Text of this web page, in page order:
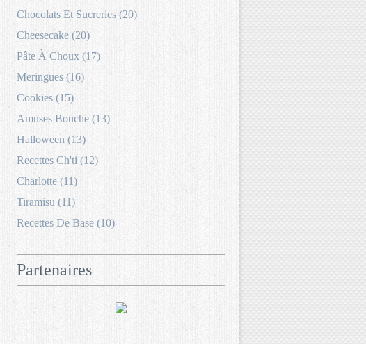
Chocolats Et Sucreries (20)
Cheesecake (20)
Pâte À Choux (17)
Meringues (16)
Cookies (15)
Amuses Bouche (13)
Halloween (13)
Recettes Ch'ti (12)
Charlotte (11)
Tiramisu (11)
Recettes De Base (10)
Partenaires